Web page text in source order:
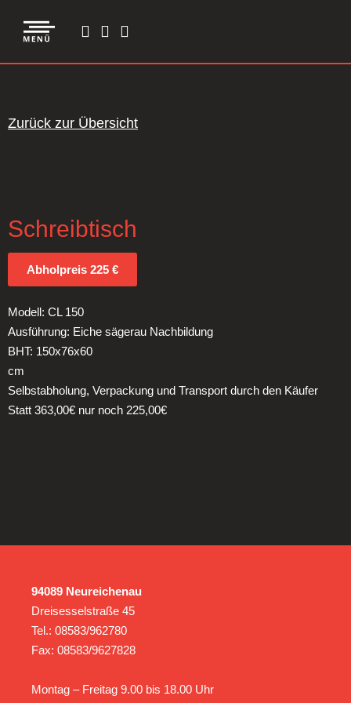
Zurück zur Übersicht
Schreibtisch
Abholpreis 225 €
Modell: CL 150
Ausführung: Eiche sägerau Nachbildung
BHT: 150x76x60
cm
Selbstabholung, Verpackung und Transport durch den Käufer
Statt 363,00€ nur noch 225,00€
94089 Neureichenau
Dreisesselstraße 45
Tel.: 08583/962780
Fax: 08583/9627828
Montag – Freitag 9.00 bis 18.00 Uhr